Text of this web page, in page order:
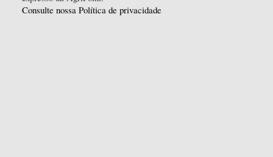
Consulte nossa Política de privacidade